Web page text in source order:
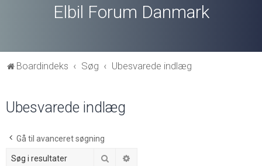
Elbil Forum Danmark
Boardindeks Søg Ubesvarede indlæg
Ubesvarede indlæg
Gå til avanceret søgning
Søg